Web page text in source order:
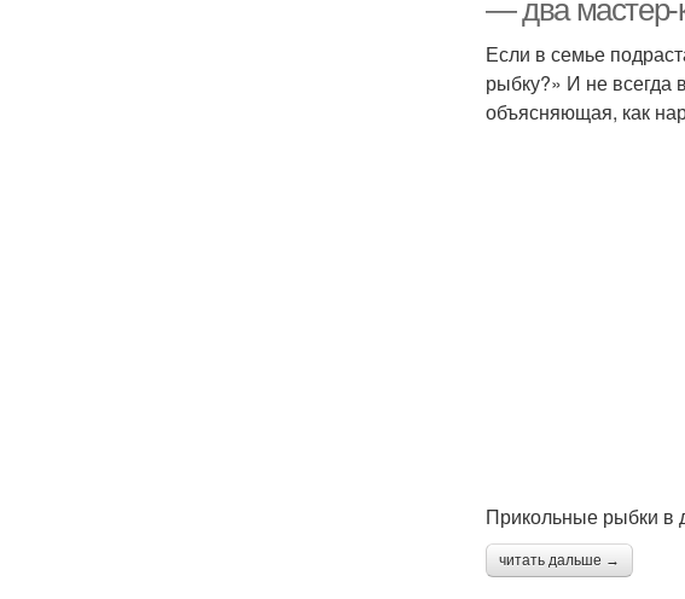
— два мастер-
Если в семье
рыбку?» И не всегда
объясняющая, как
Прикольные рыбки в
читать дальше →